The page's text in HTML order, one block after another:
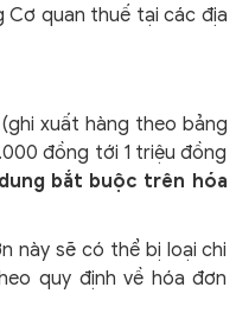
quan thuế tại các địa
xuất hàng theo bảng
đồng tới 1 triệu đồng
bắt buộc trên hóa
này sẽ có thể bị loại chi
quy định về hóa đơn